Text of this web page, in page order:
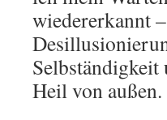
wiedererkannt
Selbständigkeit
Heil von außen.